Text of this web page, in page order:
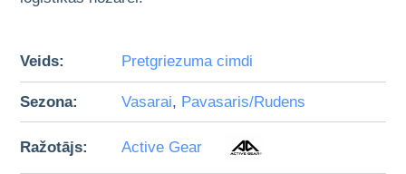
Veids: Pretgriezuma cimdi
Sezona: Vasarai, Pavasaris/Rudens
Ražotājs: Active Gear